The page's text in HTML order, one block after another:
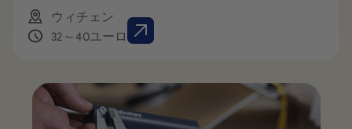
ウィチェン
32～40ユーロ